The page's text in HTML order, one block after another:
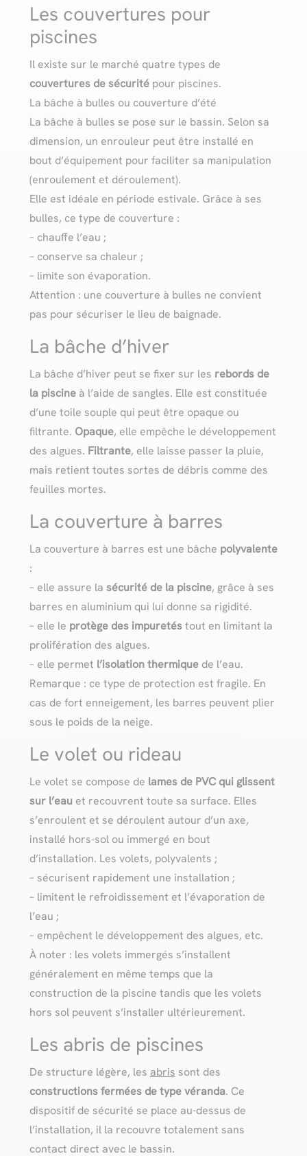
Les couvertures pour
piscines
Il existe sur le marché quatre types de
couvertures de sécuritépour piscines.
La bâche à bulles ou couverture d’été
La bâche à bulles se pose sur le bassin. Selon sa
dimension, un enrouleur peut être installé en
bout d’équipement pour faciliter sa manipulation
(enroulement et déroulement).
Elle est idéale en période estivale. Grâce à ses
bulles, ce type de couverture :
– chauffe l’eau ;
– conserve sa chaleur ;
– limite son évaporation.
Attention : une couverture à bulles ne convient
pas pour sécuriser le lieu de baignade.
La bâche d’hiver
La bâche d’hiver peut se fixer sur les rebords de
la piscineà l’aide de sangles. Elle est constituée
d’une toile souple qui peut être opaque ou
filtrante. Opaque, elle empêche le développement
des algues. Filtrante, elle laisse passer la pluie,
mais retient toutes sortes de débris comme des
feuilles mortes.
La couverture à barres
La couverture à barres est une bâche polyvalente
:
– elle assure la sécurité de la piscine, grâce à ses
barres en aluminium qui lui donne sa rigidité.
– elle le protège des impuretéstout en limitant la
prolifération des algues.
– elle permet l’isolation thermiquede l’eau.
Remarque : ce type de protection est fragile. En
cas de fort enneigement, les barres peuvent plier
sous le poids de la neige.
Le volet ou rideau
Le volet se compose de lames de PVC qui glissent
sur l’eauet recouvrent toute sa surface. Elles
s’enroulent et se déroulent autour d’un axe,
installé hors-sol ou immergé en bout
d’installation. Les volets, polyvalents ;
– sécurisent rapidement une installation ;
– limitent le refroidissement et l’évaporation de
l’eau ;
– empêchent le développement des algues, etc.
À noter : les volets immergés s’installent
généralement en même temps que la
construction de la piscine tandis que les volets
hors sol peuvent s’installer ultérieurement.
Les abris de piscines
De structure légère, les abris sont des
constructions fermées de type véranda. Ce
dispositif de sécurité se place au-dessus de
l’installation, il la recouvre totalement sans
contact direct avec le bassin.